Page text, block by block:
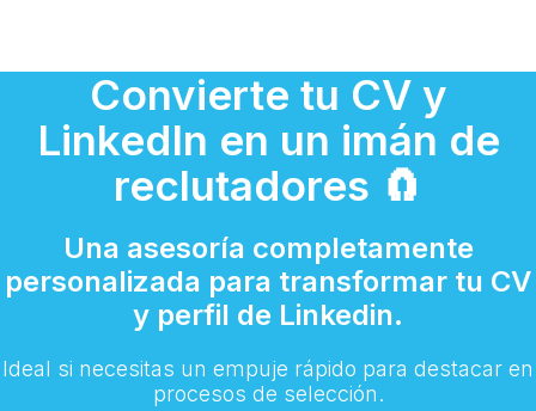
contenido
Convierte tu CV y
LinkedIn en un imán de
reclutadores 🧲
Una asesoría completamente
personalizada para transformar tu CV
y perfil de Linkedin.
Ideal si necesitas un empuje rápido para destacar en
procesos de selección.